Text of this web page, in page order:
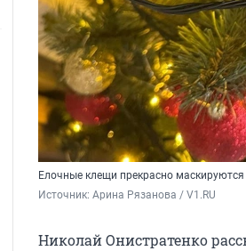
Елочные клещи прекрасно
Источник: Арина Рязанова / V1.RU
Николай Онистратенко